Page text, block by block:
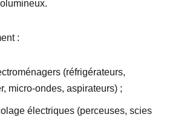
:
(réfrigérateurs,
micro-ondes, aspirateurs) ;
électriques (perceuses, scies